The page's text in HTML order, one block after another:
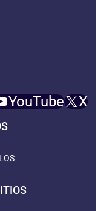
YouTube X